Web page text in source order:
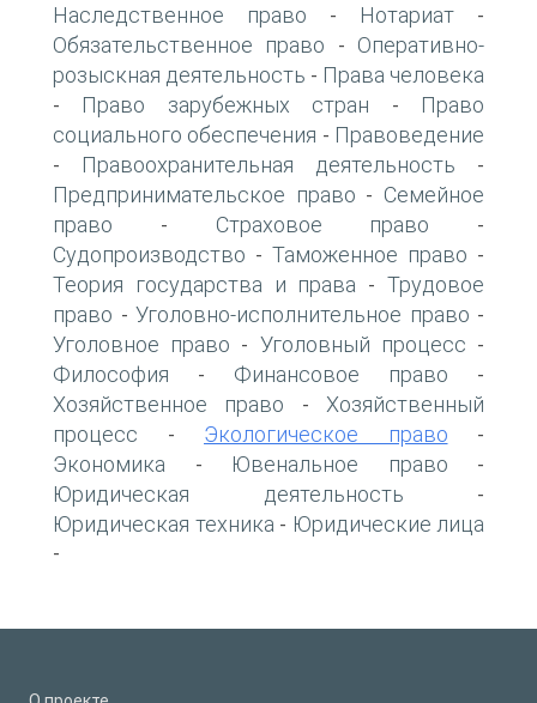
Наследственное право - Нотариат -
Обязательственное право - Оперативно-
розыскная деятельность - Права человека
- Право зарубежных стран -
Право
социального обеспечения - Правоведение
- Правоохранительная деятельность -
Предпринимательское право - Семейное
право - Страховое право -
Судопроизводство - Таможенное право -
Теория государства и права -Трудовое
право - Уголовно-исполнительное право -
Уголовное право - Уголовный процесс -
Философия - Финансовое право -
Хозяйственное право - Хозяйственный
процесс - Экологическое право -
Экономика - Ювенальное право -
Юридическая деятельность -
Юридическая техника - Юридические лица
-